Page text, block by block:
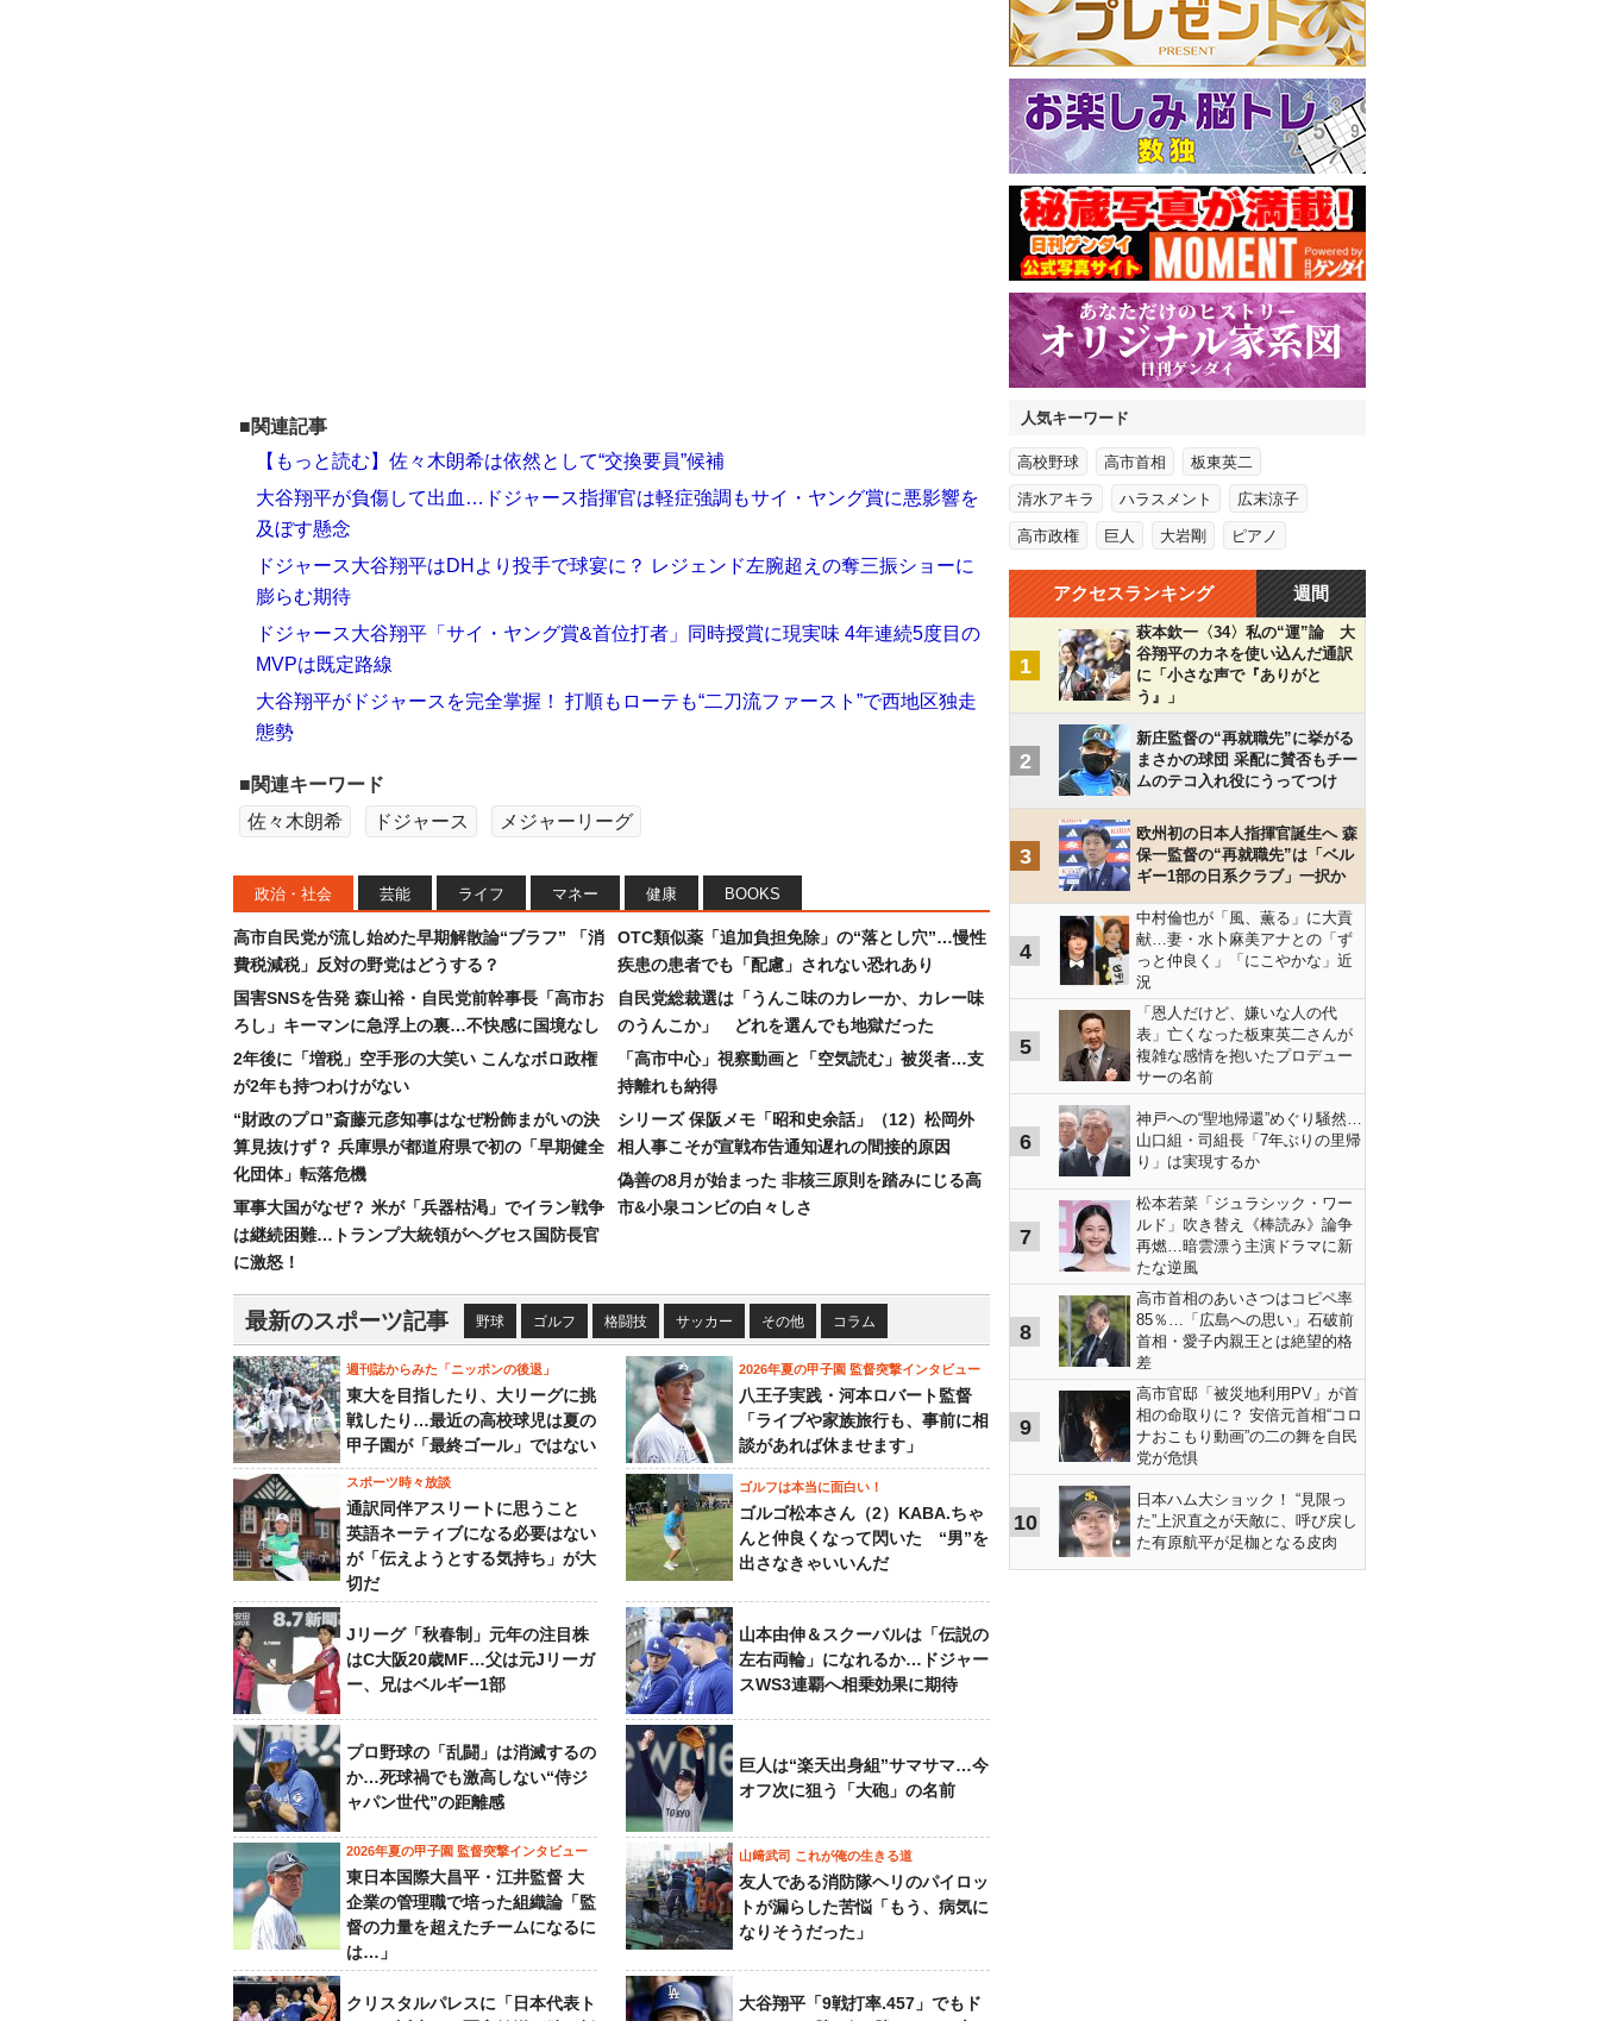
■関連記事
【もっと読む】佐々木朗希は依然として“交換要員”候補
大谷翔平が負傷して出血…ドジャース指揮官は軽症強調もサイ・ヤング賞に悪影響を
及ぼす懸念
ドジャース大谷翔平はDHより投手で球宴に？ レジェンド左腕超えの奪三振ショーに
膨らむ期待
ドジャース大谷翔平「サイ・ヤング賞&首位打者」同時授賞に現実味 4年連続5度目の
MVPは既定路線
大谷翔平がドジャースを完全掌握！ 打順もローテも“二刀流ファースト”で西地区独走
態勢
■関連キーワード
佐々木朗希
ドジャース メジャーリーグ
政治・社会 芸能 ライフ マネー 健康 BOOKS
高市自民党が流し始めた早期解散論“ブラフ” 「消
費税減税」反対の野党はどうする？
国害SNSを告発 森山裕・自民党前幹事長「高市お
ろし」キーマンに急浮上の裏…不快感に国境なし
2年後に「増税」空手形の大笑い こんなボロ政権
が2年も持つわけがない
“財政のプロ”斎藤元彦知事はなぜ粉飾まがいの決
算見抜けず？ 兵庫県が都道府県で初の「早期健全
化団体」転落危機
軍事大国がなぜ？ 米が「兵器枯渇」でイラン戦争
は継続困難…トランプ大統領がヘグセス国防長官
に激怒！
OTC類似薬「追加負担免除」の“落とし穴”…慢性
疾患の患者でも「配慮」されない恐れあり
自民党総裁選は「うんこ味のカレーか、カレー味
のうんこか」 どれを選んでも地獄だった
「高市中心」視察動画と「空気読む」被災者…支
持離れも納得
シリーズ 保阪メモ「昭和史余話」（12）松岡外
相人事こそが宣戦布告通知遅れの間接的原因
偽善の8月が始まった 非核三原則を踏みにじる高
市&小泉コンビの白々しさ
最新のスポーツ記事 野球 ゴルフ 格闘技 サッカー その他 コラム
週刊誌からみた「ニッポンの後退」
東大を目指したり、大リーグに挑
戦したり…最近の高校球児は夏の
甲子園が「最終ゴール」ではない
2026年夏の甲子園 監督突撃インタビュー
八王子実践・河本ロバート監督
「ライブや家族旅行も、事前に相
談があれば休ませます」
スポーツ時々放談
通訳同伴アスリートに思うこと
英語ネーティブになる必要はない
が「伝えようとする気持ち」が大
切だ
ゴルフは本当に面白い！
ゴルゴ松本さん（2）KABA.ちゃ
んと仲良くなって閃いた “男”を
出さなきゃいいんだ
Jリーグ「秋春制」元年の注目株
はC大阪20歳MF…父は元Jリーガ
ー、兄はベルギー1部
山本由伸＆スクーバルは「伝説の
左右両輪」になれるか…ドジャー
スWS3連覇へ相乗効果に期待
プロ野球の「乱闘」は消滅するの
か…死球禍でも激高しない“侍ジ
ャパン世代”の距離感
巨人は“楽天出身組”サマサマ…今
オフ次に狙う「大砲」の名前
2026年夏の甲子園 監督突撃インタビュー
東日本国際大昌平・江井監督 大
企業の管理職で培った組織論「監
督の力量を超えたチームになるに
は…」
山﨑武司 これが俺の生きる道
友人である消防隊ヘリのパイロッ
トが漏らした苦悩「もう、病気に
なりそうだった」
クリスタルパレスに「日本代表ト
大谷翔平「9戦打率.457」でもド
人気キーワード
高校野球 高市首相 板東英二
清水アキラ ハラスメント 広末涼子
高市政権 巨人 大岩剛 ピアノ
アクセスランキング 週間
1
萩本欽一〈34〉私の“運”論 大
谷翔平のカネを使い込んだ通訳
に「小さな声で『ありがと
う』」
2
新庄監督の“再就職先”に挙がる
まさかの球団 采配に賛否もチー
ムのテコ入れ役にうってつけ
3
欧州初の日本人指揮官誕生へ 森
保一監督の“再就職先”は「ベル
ギー1部の日系クラブ」一択か
4
中村倫也が「風、薫る」に大貢
献…妻・水卜麻美アナとの「ず
っと仲良く」「にこやかな」近
況
5
「恩人だけど、嫌いな人の代
表」亡くなった板東英二さんが
複雑な感情を抱いたプロデュー
サーの名前
6
神戸への“聖地帰還”めぐり騒然…
山口組・司組長「7年ぶりの里帰
り」は実現するか
7
松本若菜「ジュラシック・ワー
ルド」吹き替え《棒読み》論争
再燃…暗雲漂う主演ドラマに新
たな逆風
8
高市首相のあいさつはコピペ率
85％…「広島への思い」石破前
首相・愛子内親王とは絶望的格
差
9
高市官邸「被災地利用PV」が首
相の命取りに？ 安倍元首相“コロ
ナおこもり動画”の二の舞を自民
党が危惧
10
日本ハム大ショック！ “見限っ
た”上沢直之が天敵に、呼び戻し
た有原航平が足枷となる皮肉